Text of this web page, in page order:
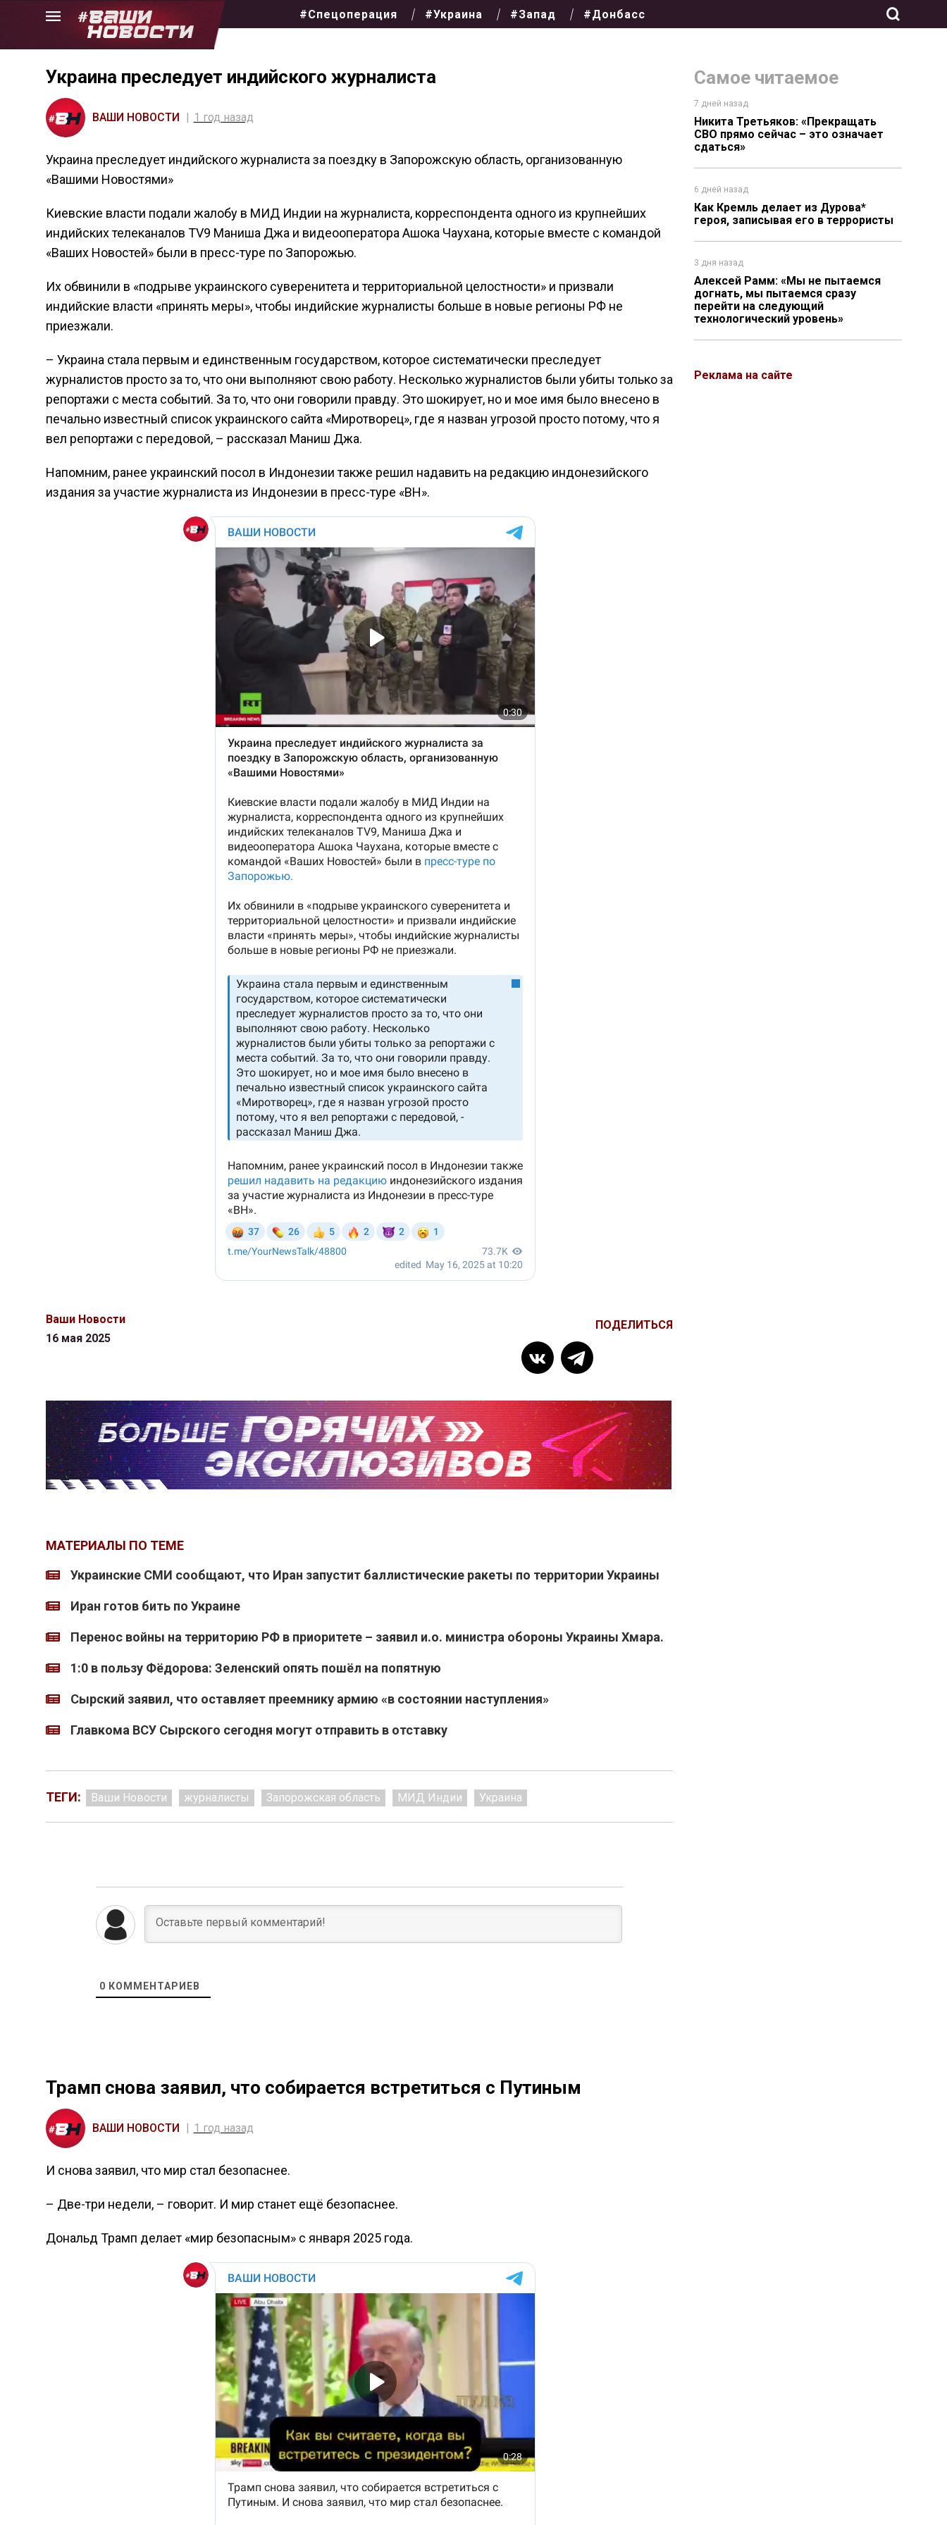
Skip
#Спецоперация #Украина #Запад #Донбасс
Самое читаемое
7 дней назад
Никита Третьяков: «Прекращать
СВО прямо сейчас – это означает
сдаться»
6 дней назад
Как Кремль делает из Дурова*
героя, записывая его в террористы
3 дня назад
Алексей Рамм: «Мы не пытаемся
догнать, мы пытаемся сразу
перейти на следующий
технологический уровень»
Реклама на сайте
Украина преследует индийского журналиста
ВАШИ НОВОСТИ 1 год назад
Украина преследует индийского журналиста за поездку в Запорожскую область, организованную
«Вашими Новостями»
Киевские власти подали жалобу в МИД Индии на журналиста, корреспондента одного из крупнейших
индийских телеканалов TV9 Маниша Джа и видеооператора Ашока Чаухана, которые вместе с командой
«Ваших Новостей» были в пресс-туре по Запорожью.
Их обвинили в «подрыве украинского суверенитета и территориальной целостности» и призвали
индийские власти «принять меры», чтобы индийские журналисты больше в новые регионы РФ не
приезжали.
– Украина стала первым и единственным государством, которое систематически преследует
журналистов просто за то, что они выполняют свою работу. Несколько журналистов были убиты только за
репортажи с места событий. За то, что они говорили правду. Это шокирует, но и мое имя было внесено в
печально известный список украинского сайта «Миротворец», где я назван угрозой просто потому, что я
вел репортажи с передовой, – рассказал Маниш Джа.
Напомним, ранее украинский посол в Индонезии также решил надавить на редакцию индонезийского
издания за участие журналиста из Индонезии в пресс-туре «ВН».
Ваши Новости
16 мая 2025
ПОДЕЛИТЬСЯ
МАТЕРИАЛЫ ПО ТЕМЕ
Украинские СМИ сообщают, что Иран запустит баллистические ракеты по территории Украины
Иран готов бить по Украине
Перенос войны на территорию РФ в приоритете – заявил и.о. министра обороны Украины Хмара.
1:0 в пользу Фёдорова: Зеленский опять пошёл на попятную
Сырский заявил, что оставляет преемнику армию «в состоянии наступления»
Главкома ВСУ Сырского сегодня могут отправить в отставку
ТЕГИ: Ваши Новости журналисты Запорожская область МИД Индии Украина
0 КОММЕНТАРИЕВ
Трамп снова заявил, что собирается встретиться с Путиным
ВАШИ НОВОСТИ 1 год назад
И снова заявил, что мир стал безопаснее.
– Две-три недели, – говорит. И мир станет ещё безопаснее.
Дональд Трамп делает «мир безопасным» с января 2025 года.